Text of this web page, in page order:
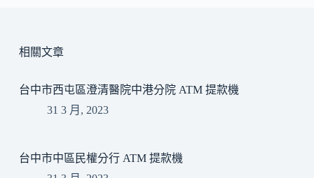
相關文章
台中市西屯區澄清醫院中港分院 ATM 提款機
31 3 月, 2023
台中市中區民權分行 ATM 提款機